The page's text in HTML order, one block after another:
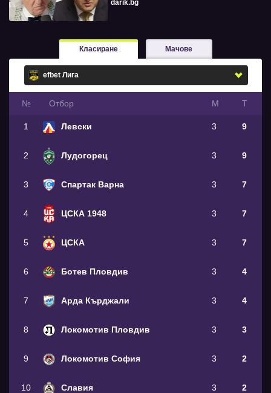
darik.bg
Класиране Мачове
№ Oтбор М Т
1 Левски 3 9
2 Лудогорец 3 9
3 Спартак Варна 3 7
4 ЦСКА 1948 3 7
5 ЦСКА 3 7
6 Ботев Пловдив 3 4
7 Арда Кърджали 3 4
8 Локомотив Пловдив 3 3
9 Локомотив София 3 2
10 Славия 3 2